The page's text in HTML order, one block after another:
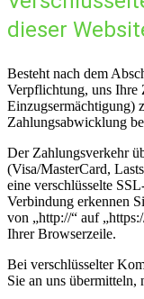
dieser
Besteht nach dem
Verpflichtung, uns Ihre
Einzugsermächtigung)
Zahlungsabwicklung
Der Zahlungsverkehr
(Visa/MasterCard,
eine verschlüsselte
Verbindung erkennen
von „http://“ auf
Ihrer Browserzeile.
Bei verschlüsselter
Sie an uns